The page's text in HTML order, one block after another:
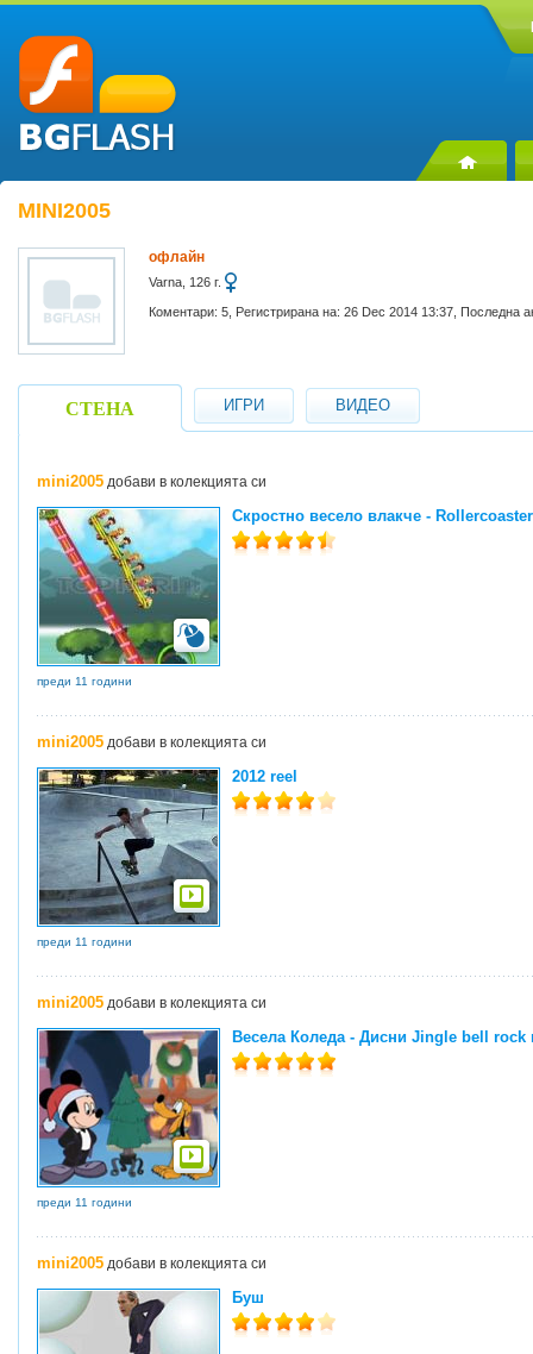
MINI2005
офлайн
Varna, 126 г.
Коментари: 5, Регистрирана на: 26 Dec 2014 13:37, Последна
СТЕНА ИГРИ ВИДЕО
mini2005 добави в колекцията си
Скростно весело влакче -
преди 11 години
mini2005 добави в колекцията си
2012 reel
преди 11 години
mini2005 добави в колекцията си
Весела Коледа - Дисни Jingle bell rock
преди 11 години
mini2005 добави в колекцията си
Буш